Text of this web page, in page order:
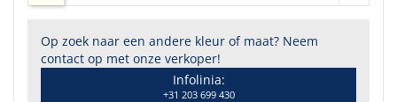
Op zoek naar een andere kleur of maat? Neem
contact op met onze verkoper!
Infolinia:
+31 203 699 430